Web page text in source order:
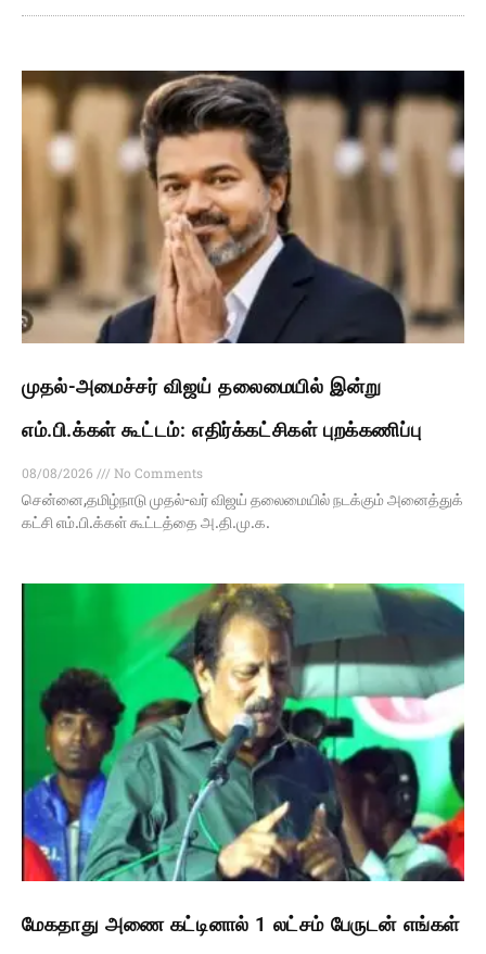
முதல்-அமைச்சர் விஜய் தலைமையில் இன்று
எம்.பி.க்கள் கூட்டம்: எதிர்க்கட்சிகள் புறக்கணிப்பு
08/08/2026
No Comments
சென்னை,தமிழ்நாடு முதல்-வர் விஜய் தலைமையில் நடக்கும் அனைத்துக்
கட்சி எம்.பி.க்கள் கூட்டத்தை அ.தி.மு.க.
மேகதாது அணை கட்டினால் 1 லட்சம் பேருடன் எங்கள்